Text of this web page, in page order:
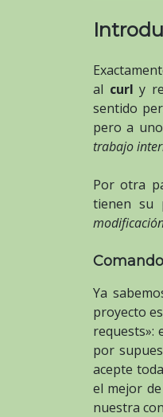
al curl y
sentido
pero a
trabajo
Por otra
tienen su
Ya
proyecto
requests»:
por
acepte
el mejor
nuestra